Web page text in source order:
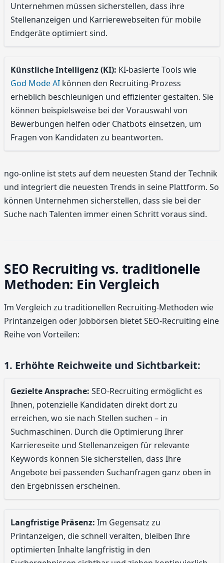
Unternehmen müssen sicherstellen, dass ihre
Stellenanzeigen und Karrierewebseiten für mobile
Endgeräte optimiert sind.
Künstliche Intelligenz (KI): KI-basierte Tools wie
God Mode AI können den Recruiting-Prozess
erheblich beschleunigen und effizienter gestalten. Sie
können beispielsweise bei der Vorauswahl von
Bewerbungen helfen oder Chatbots einsetzen, um
Fragen von Kandidaten zu beantworten.
ngo-online ist stets auf dem neuesten Stand der Technik
und integriert die neuesten Trends in seine Plattform. So
können Unternehmen sicherstellen, dass sie bei der
Suche nach Talenten immer einen Schritt voraus sind.
SEO Recruiting vs. traditionelle
Methoden: Ein Vergleich
Im Vergleich zu traditionellen Recruiting-Methoden wie
Printanzeigen oder Jobbörsen bietet SEO-Recruiting eine
Reihe von Vorteilen:
1. Erhöhte Reichweite und Sichtbarkeit:
Gezielte Ansprache: SEO-Recruiting ermöglicht es
Ihnen, potenzielle Kandidaten direkt dort zu
erreichen, wo sie nach Stellen suchen – in
Suchmaschinen. Durch die Optimierung Ihrer
Karriereseite und Stellenanzeigen für relevante
Keywords können Sie sicherstellen, dass Ihre
Angebote bei passenden Suchanfragen ganz oben in
den Ergebnissen erscheinen.
Langfristige Präsenz: Im Gegensatz zu
Printanzeigen, die schnell veralten, bleiben Ihre
optimierten Inhalte langfristig in den